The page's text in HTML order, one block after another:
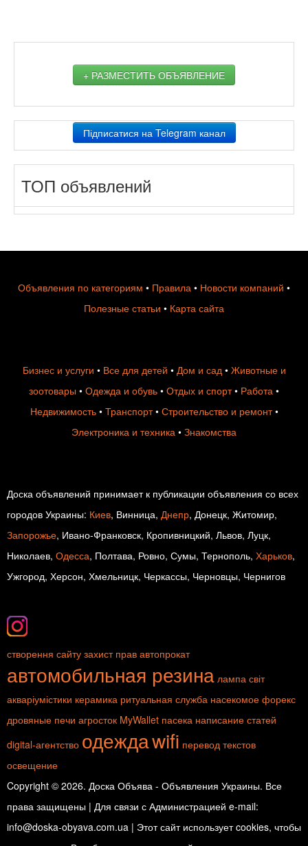
+ РАЗМЕСТИТЬ ОБЪЯВЛЕНИЕ
Підписатися на Telegram канал
ТОП объявлений
Объявления по категориям • Правила • Новости компаний •
Полезные статьи • Карта сайта
Бизнес и услуги • Все для детей • Дом и сад• Животные и
зоотовары • Одежда и обувь • Отдых и спорт• Работа •
Недвижимость• Транспорт• Строительство и ремонт•
Электроника и техника • Знакомства
Доска объявлений принимает к публикации объявления со всех
городов Украины: Киев, Винница, Днепр, Донецк, Житомир,
Запорожье, Ивано-Франковск, Кропивницкий, Львов, Луцк,
Николаев, Одесса, Полтава, Ровно, Сумы, Тернополь, Харьков,
Ужгород, Херсон, Хмельницк, Черкассы, Черновцы, Чернигов
створення сайту захист прав автопрокат
автомобильная резина лампа світ
акваріумістики керамика ритуальная служба насекомое форекс
дровяные печи агросток MyWallet пасека написание статей
digital-агентство одеждаwifi перевод текстов
освещение
Copyright © 2026. Доска Объява - Объявления Украины. Все
права защищены | Для связи с Администрацией e-mail:
info@doska-obyava.com.ua | Этот сайт использует cookies, чтобы